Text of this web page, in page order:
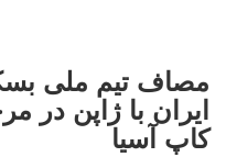
مصاف تیم ملی
ایران با ژاپن در
کاپ آسیا